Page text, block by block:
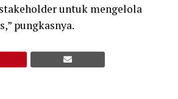
untuk mengelola
pungkasnya.